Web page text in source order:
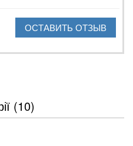
ОСТАВИТЬ ОТЗЫВ
(10)